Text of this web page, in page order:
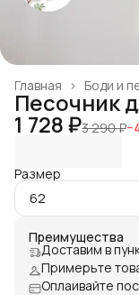
Боди и
Главная ›
Песочник
1 728 ₽3 290 ₽−
Размер
62
Преимущества
Доставим в
Примерьте
Оплаивайте